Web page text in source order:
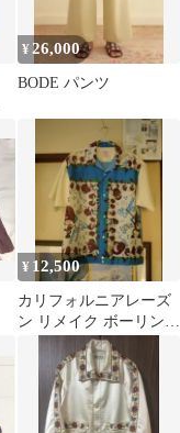
¥26,000
BODE パンツ
¥ 12,500
カリフォルニアレーズ
ン リメイク ボーリング
シャツ 再構築 バンダ
ナ bode